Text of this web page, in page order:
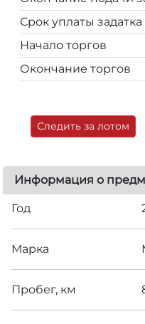
Срок уплаты задатка
Начало торгов
Окончание торгов
Следить за лотом
Информация о
Год
Марка
Пробег, км